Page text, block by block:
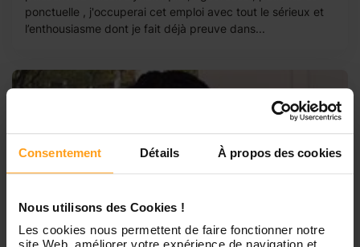
Consentement Détails À propos des cookies
Nous utilisons des Cookies !
Les cookies nous permettent de faire fonctionner notre
ponctuelle , j'occuperai cet emploi avec tout le sérieux et
l’enthousiasme dont je fait déjà preuve dans...